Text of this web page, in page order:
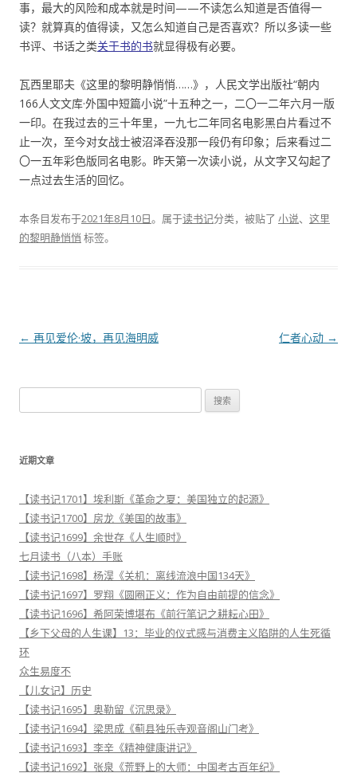
事，最大的风险和成本就是时间——不读怎么知道是否值得一
读？就算真的值得读，又怎么知道自己是否喜欢？所以多读一些
书评、书话之类关于书的书就显得极有必要。
瓦西里耶夫《这里的黎明静悄悄……》，人民文学出版社“朝内
166人文文库·外国中短篇小说”十五种之一，二〇一二年六月一版
一印。在我过去的三十年里，一九七二年同名电影黑白片看过不
止一次，至今对女战士被沼泽吞没那一段仍有印象；后来看过二
〇一五年彩色版同名电影。昨天第一次读小说，从文字又勾起了
一点过去生活的回忆。
本条目发布于2021年8月10日。属于读书记分类，被贴了 小说、 这里
的黎明静悄悄 标签。
文
← 再见爱伦·坡，再见海明威 仁者心动 →
索
近期文章
【读书记1701】埃利斯《革命之夏：美国独立的起源》
【读书记1700】房龙《美国的故事》
【读书记1699】余世存《人生顺时》
七月读书（八本）手账
【读书记1698】杨淏《关机：离线流浪中国134天》
【读书记1697】罗翔《圆圈正义：作为自由前提的信念》
【读书记1696】希阿荣博堪布《前行笔记之耕耘心田》
【乡下父母的人生课】13：毕业的仪式感与消费主义陷阱的人生死循
环
众生易度不
【儿女记】历史
【读书记1695】奥勒留《沉思录》
【读书记1694】梁思成《蓟县独乐寺观音阁山门考》
【读书记1693】李辛《精神健康讲记》
【读书记1692】张泉《荒野上的大师：中国考古百年纪》